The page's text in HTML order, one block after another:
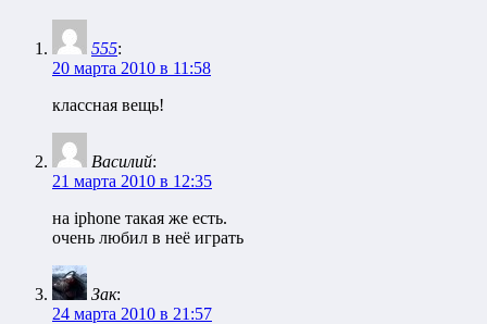
555:
20 марта 2010 в 11:58
классная вещь!
Василий:
21 марта 2010 в 12:35
на iphone такая же есть.
очень любил в неё играть
Зак:
24 марта 2010 в 21:57